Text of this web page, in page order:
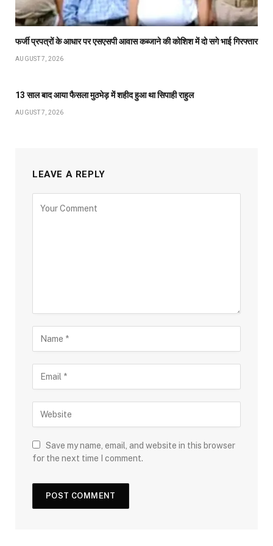
फर्जी प्रपत्रों के आधार पर एसएसपी आवास कब्जाने की कोशिश में दो सगे भाई गिरफ्तार
AUGUST 7, 2026
13 साल बाद आया फैसला मुठभेड़ में शहीद हुआ था सिपाही राहुल
AUGUST 7, 2026
LEAVE A REPLY
Save my name, email, and website in this browser
for the next time I comment.